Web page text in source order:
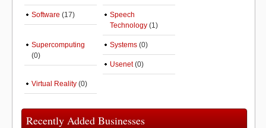
Software (17)
Speech
Technology (1)
Supercomputing
(0)
Systems (0)
Usenet(0)
Virtual Reality (0)
Recently Added Businesses